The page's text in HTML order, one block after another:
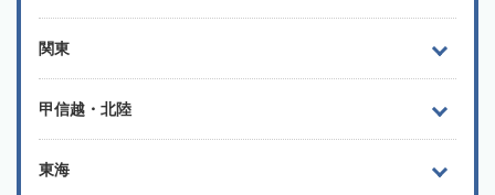
関東
甲信越・北陸
東海